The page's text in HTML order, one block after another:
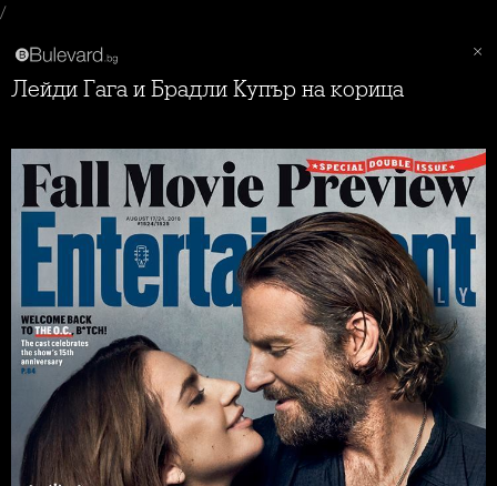
/
Лейди Гага и Брадли Купър на корица